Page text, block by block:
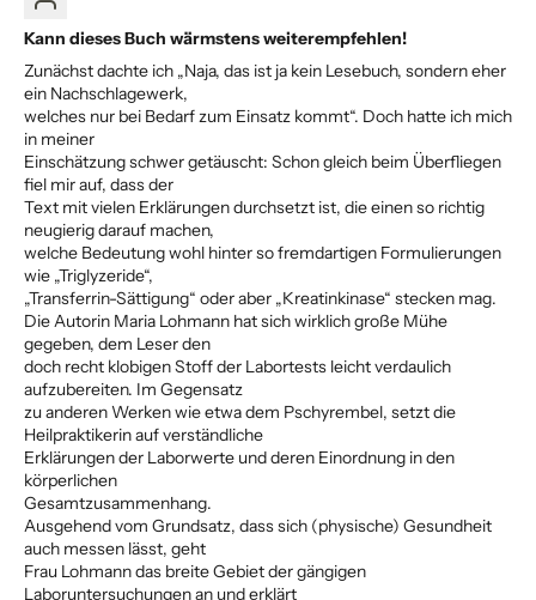
Kann dieses Buch wärmstens weiterempfehlen!
Zunächst dachte ich „Naja, das ist ja kein Lesebuch, sondern eher
ein Nachschlagewerk,
welches nur bei Bedarf zum Einsatz kommt“. Doch hatte ich mich
in meiner
Einschätzung schwer getäuscht: Schon gleich beim Überfliegen
fiel mir auf, dass der
Text mit vielen Erklärungen durchsetzt ist, die einen so richtig
neugierig darauf machen,
welche Bedeutung wohl hinter so fremdartigen Formulierungen
wie „Triglyzeride“,
„Transferrin-Sättigung“ oder aber „Kreatinkinase“ stecken mag.
Die Autorin Maria Lohmann hat sich wirklich große Mühe
gegeben, dem Leser den
doch recht klobigen Stoff der Labortests leicht verdaulich
aufzubereiten. Im Gegensatz
zu anderen Werken wie etwa dem Pschyrembel, setzt die
Heilpraktikerin auf verständliche
Erklärungen der Laborwerte und deren Einordnung in den
körperlichen
Gesamtzusammenhang.
Ausgehend vom Grundsatz, dass sich (physische) Gesundheit
auch messen lässt, geht
Frau Lohmann das breite Gebiet der gängigen
Laboruntersuchungen an und erklärt